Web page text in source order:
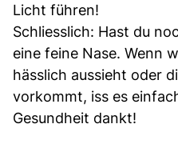
Licht führen!
Schliesslich: Hast du
eine feine Nase. Wenn
hässlich aussieht oder
vorkommt, iss es
Gesundheit dankt!